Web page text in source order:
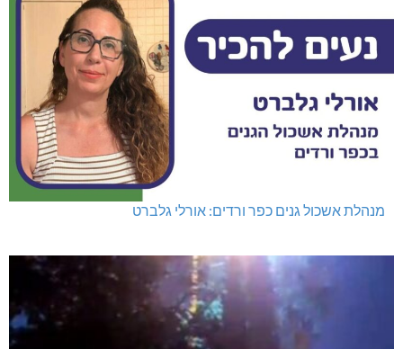
מנהלת אשכול גנים כפר ורדים: אורלי גלברט